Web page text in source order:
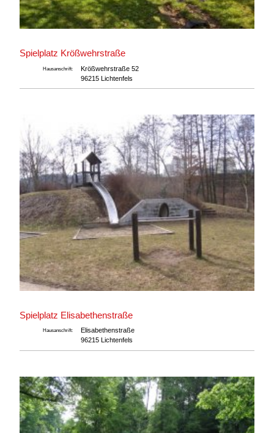
Spielplatz Krößwehrstraße
Hausanschrift:
Krößwehrstraße 52
96215 Lichtenfels
Spielplatz Elisabethenstraße
Hausanschrift:
Elisabethenstraße
96215 Lichtenfels